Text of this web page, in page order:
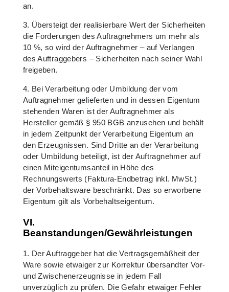
an.
3. Übersteigt der realisierbare Wert der Sicherheiten
die Forderungen des Auftragnehmers um mehr als
10 %, so wird der Auftragnehmer – auf Verlangen
des Auftraggebers – Sicherheiten nach seiner Wahl
freigeben.
4. Bei Verarbeitung oder Umbildung der vom
Auftragnehmer gelieferten und in dessen Eigentum
stehenden Waren ist der Auftragnehmer als
Hersteller gemäß § 950 BGB anzusehen und behält
in jedem Zeitpunkt der Verarbeitung Eigentum an
den Erzeugnissen. Sind Dritte an der Verarbeitung
oder Umbildung beteiligt, ist der Auftragnehmer auf
einen Miteigentumsanteil in Höhe des
Rechnungswerts (Faktura-Endbetrag inkl. MwSt.)
der Vorbehaltsware beschränkt. Das so erworbene
Eigentum gilt als Vorbehaltseigentum.
VI.
Beanstandungen/Gewährleistungen
1. Der Auftraggeber hat die Vertragsgemäßheit der
Ware sowie etwaiger zur Korrektur übersandter Vor-
und Zwischenerzeugnisse in jedem Fall
unverzüglich zu prüfen. Die Gefahr etwaiger Fehler